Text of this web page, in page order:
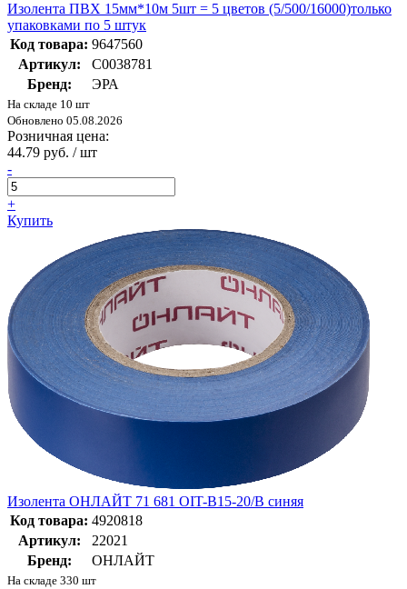
Изолента ПВХ 15мм*10м 5шт = 5 цветов (5/500/16000)только
упаковками по 5 штук
Код товара: 9647560
Артикул:
C0038781
Бренд:
ЭРА
На складе 10 шт
Обновлено 05.08.2026
Розничная цена:
44.79 руб. / шт
-
+
Купить
Изолента ОНЛАЙТ 71 681 OIT-B15-20/B синяя
Код товара: 4920818
Артикул:
22021
Бренд:
ОНЛАЙТ
На складе 330 шт